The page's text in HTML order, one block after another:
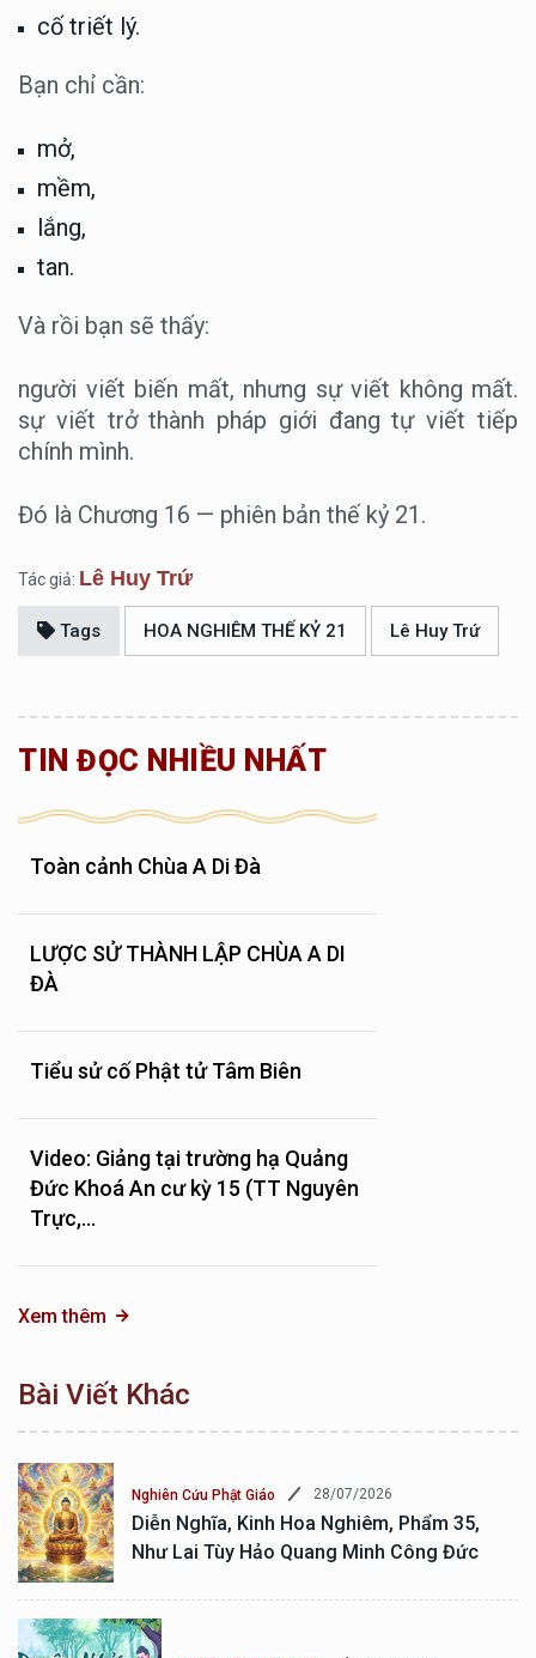
cố triết lý.
Bạn chỉ cần:
mở,
mềm,
lắng,
tan.
Và rồi bạn sẽ thấy:
người viết biến mất, nhưng sự viết không mất.
sự viết trở thành pháp giới đang tự viết tiếp
chính mình.
Đó là Chương 16 — phiên bản thế kỷ 21.
Tác giả: Lê Huy Trứ
Tags HOA NGHIÊM THẾ KỶ 21 Lê Huy Trứ
TIN ĐỌC NHIỀU NHẤT
Toàn cảnh Chùa A Di Đà
LƯỢC SỬ THÀNH LẬP CHÙA A DI
ĐÀ
Tiểu sử cố Phật tử Tâm Biên
Video: Giảng tại trường hạ Quảng
Đức Khoá An cư kỳ 15 (TT Nguyên
Trực,...
Xem thêm
Bài Viết Khác
Nghiên Cứu Phật Giáo 28/07/2026
Diễn Nghĩa, Kinh Hoa Nghiêm, Phẩm 35,
Như Lai Tùy Hảo Quang Minh Công Đức